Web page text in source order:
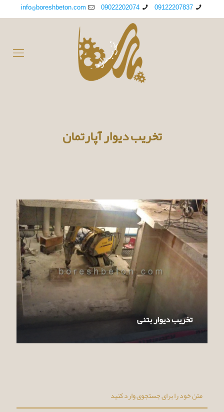
09122207837
09022202074
info@boreshbeton.com
تخریب دیوار آپارتمان
تخریب دیوار بتنی